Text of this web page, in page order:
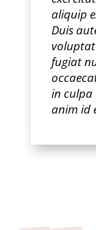
aliquip
Duis
fugiat
in culpa
anim id